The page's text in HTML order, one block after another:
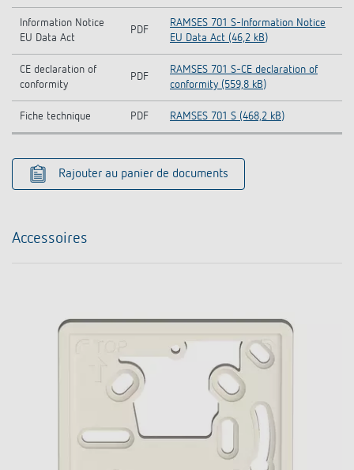
Information Notice
EU Data Act
PDF
RAMSES 701 S-Information Notice
EU Data Act (46,2 kB)
CE declaration of
conformity
PDF
RAMSES 701 S-CE declaration of
conformity (559,8 kB)
Fiche technique PDF RAMSES 701 S (468,2 kB)
Rajouter au panier de documents
Accessoires